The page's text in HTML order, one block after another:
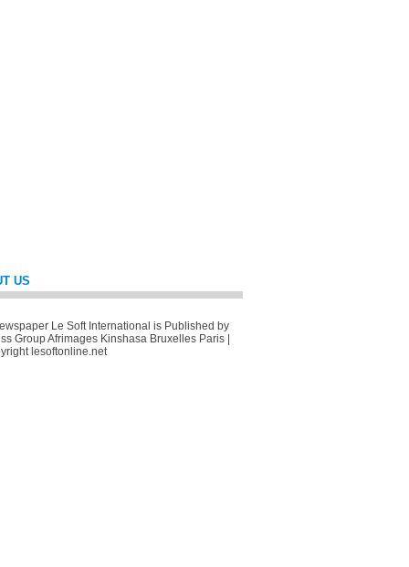
US
Le Soft International is Published by
Group Afrimages Kinshasa Bruxelles Paris |
lesoftonline.net